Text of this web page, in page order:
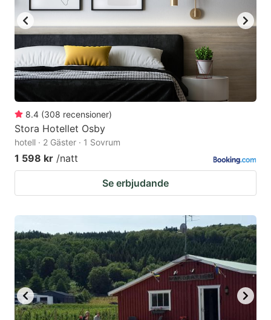
8.4 (308 recensioner)
Stora Hotellet Osby
hotell · 2 Gäster · 1 Sovrum
1 598 kr /natt
Se erbjudande